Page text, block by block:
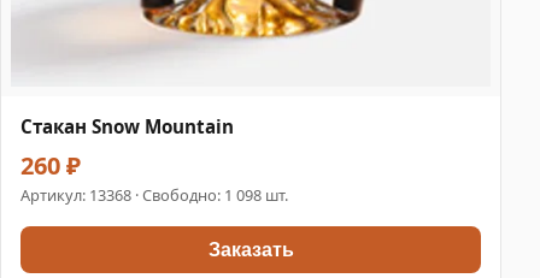
Стакан Snow Mountain
260 ₽
Артикул: 13368 · Свободно: 1 098 шт.
Заказать